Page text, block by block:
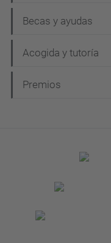
Becas y ayudas
Acogida y tutoría
Premios